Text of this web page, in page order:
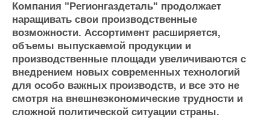
Компании
Репутация
Работа
Журнал
Реклама
Оборудование
Изделия
Материалы
Услуги
Флот
Компания "Регионгаздеталь" продолжает
наращивать свои производственные
возможности. Ассортимент расширяется,
объемы выпускаемой продукции и
производственные площади увеличиваются с
внедрением новых современных технологий
для особо важных производств, и все это не
смотря на внешнеэкономические трудности и
сложной политической ситуации страны.